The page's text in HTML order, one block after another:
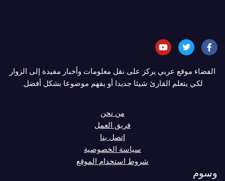
الفضاء موقع عربي يركز على نقل معلومات وأخبار مفيدة إلى الزوار
لكي يتعلم القارئ شيئا جديدا أو يفهم موضوعا بشكل أفضل.
من نحن
فريق العمل
إتصل بنا
سياسة الخصوصية
شروط استخدام الموقع
وسوم